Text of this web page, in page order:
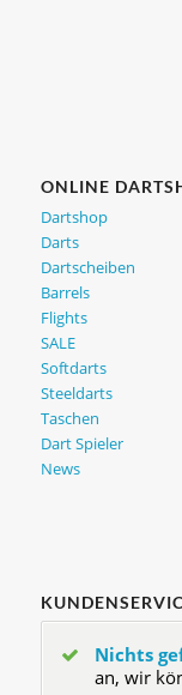
ONLINE
Dartshop
Darts
Dartscheiben
Barrels
Flights
SALE
Softdarts
Steeldarts
Taschen
Dart Spieler
News
Nichts
an, wir